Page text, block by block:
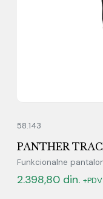
58.143
PANTHER
Funkcionalne
2.398,80 din. +PDV